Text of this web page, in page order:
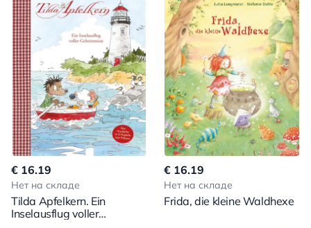
€ 16.19
Нет на складе
Tilda Apfelkern. Ein
Inselausflug voller
€ 16.19
Нет на складе
Frida, die kleine Waldhexe